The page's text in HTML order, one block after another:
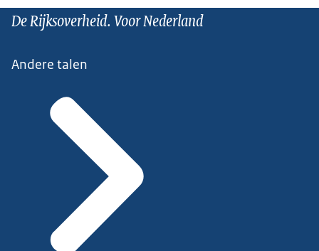
De Rijksoverheid. Voor Nederland
Andere talen